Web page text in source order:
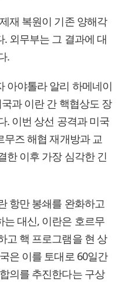
재 복원이 기존 양해각
외무부는 그 결과에 대
.
아야톨라 알리 하메네이
과 이란 간 핵협상도 장
. 이번 상선 공격과 미국
무즈 해협 재개방과 교
한 이후 가장 심각한 긴
항만 봉쇄를 완화하고
대신, 이란은 호르무
고 핵 프로그램을 현 상
은 이를 토대로 60일간
의를 추진한다는 구상